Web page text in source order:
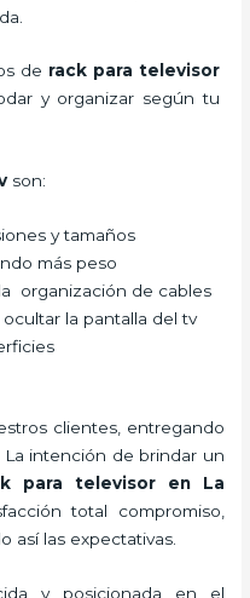
de rack para televisor
y organizar según tu
son:
y tamaños
más peso
organización de cables
la pantalla del tv
clientes, entregando
intención de brindar un
para televisor en La
total compromiso,
así las expectativas.
y posicionada en el